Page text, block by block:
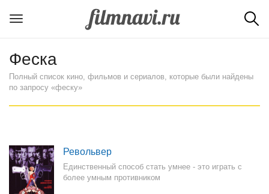
Феска
Полный список кино, фильмов и сериалов, которые были найдены
по запросу «феску»
Револьвер
Единственный способ стать умнее - это играть с
более умным противником